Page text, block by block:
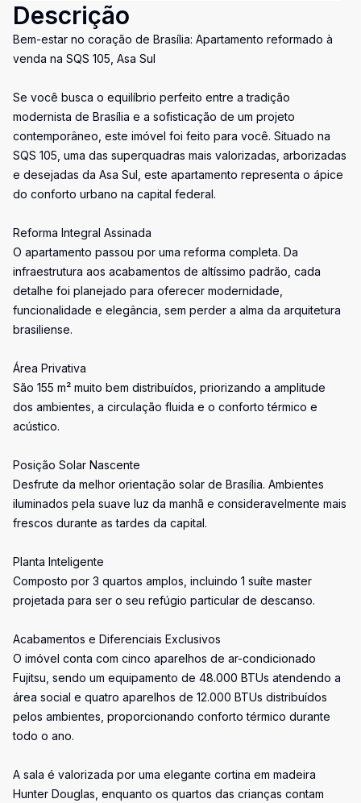
Descrição
Bem-estar no coração de Brasília: Apartamento reformado à
venda na SQS 105, Asa Sul
Se você busca o equilíbrio perfeito entre a tradição
modernista de Brasília e a sofisticação de um projeto
contemporâneo, este imóvel foi feito para você. Situado na
SQS 105, uma das superquadras mais valorizadas, arborizadas
e desejadas da Asa Sul, este apartamento representa o ápice
do conforto urbano na capital federal.
Reforma Integral Assinada
O apartamento passou por uma reforma completa. Da
infraestrutura aos acabamentos de altíssimo padrão, cada
detalhe foi planejado para oferecer modernidade,
funcionalidade e elegância, sem perder a alma da arquitetura
brasiliense.
Área Privativa
São 155 m² muito bem distribuídos, priorizando a amplitude
dos ambientes, a circulação fluida e o conforto térmico e
acústico.
Posição Solar Nascente
Desfrute da melhor orientação solar de Brasília. Ambientes
iluminados pela suave luz da manhã e consideravelmente mais
frescos durante as tardes da capital.
Planta Inteligente
Composto por 3 quartos amplos, incluindo 1 suíte master
projetada para ser o seu refúgio particular de descanso.
Acabamentos e Diferenciais Exclusivos
O imóvel conta com cinco aparelhos de ar-condicionado
Fujitsu, sendo um equipamento de 48.000 BTUs atendendo a
área social e quatro aparelhos de 12.000 BTUs distribuídos
pelos ambientes, proporcionando conforto térmico durante
todo o ano.
A sala é valorizada por uma elegante cortina em madeira
Hunter Douglas, enquanto os quartos das crianças contam